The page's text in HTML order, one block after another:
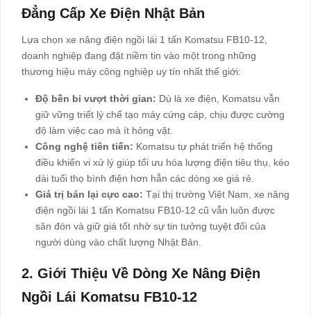
Đẳng Cấp Xe Điện Nhật Bản
Lựa chọn xe nâng điện ngồi lái 1 tấn Komatsu FB10-12,
doanh nghiệp đang đặt niềm tin vào một trong những
thương hiệu máy công nghiệp uy tín nhất thế giới:
Độ bền bỉ vượt thời gian: Dù là xe điện, Komatsu vẫn
giữ vững triết lý chế tạo máy cứng cáp, chịu được cường
độ làm việc cao mà ít hỏng vặt.
Công nghệ tiên tiến: Komatsu tự phát triển hệ thống
điều khiển vi xử lý giúp tối ưu hóa lượng điện tiêu thụ, kéo
dài tuổi thọ bình điện hơn hẳn các dòng xe giá rẻ.
Giá trị bán lại cực cao: Tại thị trường Việt Nam, xe nâng
điện ngồi lái 1 tấn Komatsu FB10-12 cũ vẫn luôn được
săn đón và giữ giá tốt nhờ sự tin tưởng tuyệt đối của
người dùng vào chất lượng Nhật Bản.
2. Giới Thiệu Về Dòng Xe Nâng Điện
Ngồi Lái Komatsu FB10-12